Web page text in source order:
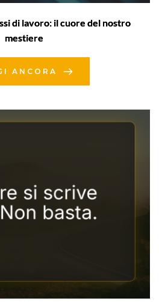
di lavoro: il cuore del nostro
mestiere
ANCORA